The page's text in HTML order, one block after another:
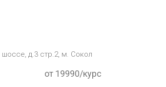
д.3 стр.2, м. Сокол
от 19990/курс